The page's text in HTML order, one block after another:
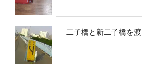
二子橋と新二子橋を